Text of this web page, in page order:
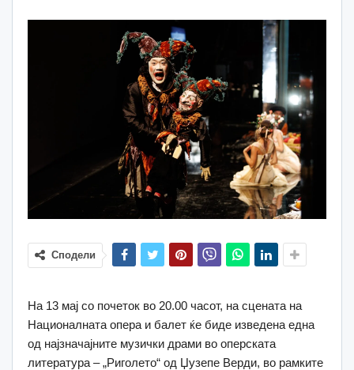
Сподели
На 13 мај со почеток во 20.00 часот, на сцената на
Националната опера и балет ќе биде изведена една
од најзначајните музички драми во оперската
литература – „Риголето“ од Џузепе Верди, во рамките